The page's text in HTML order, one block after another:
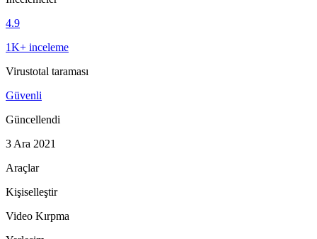
4.9
1K+ inceleme
Virustotal taraması
Güvenli
Güncellendi
3 Ara 2021
Araçlar
Kişiselleştir
Video Kırpma